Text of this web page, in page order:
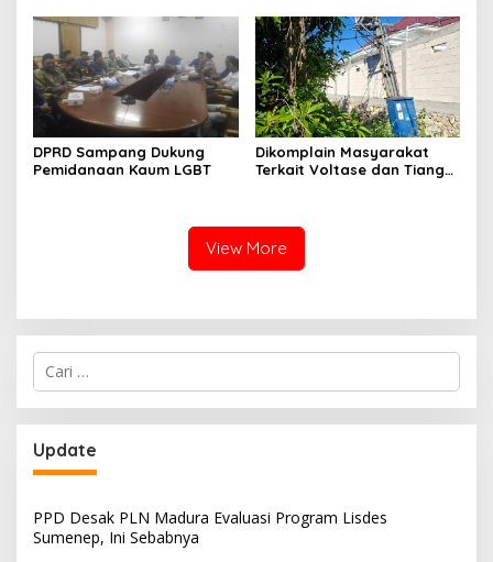
Nelayan Sampang
DPRD Sampang Dukung
Pemidanaan Kaum LGBT
Dikomplain Masyarakat
Terkait Voltase dan Tiang
View More
Cari
untuk:
Update
PPD Desak PLN Madura Evaluasi Program Lisdes
Sumenep, Ini Sebabnya